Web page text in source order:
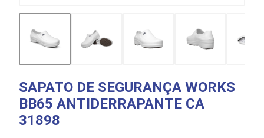
SAPATO DE SEGURANÇA WORKS
BB65 ANTIDERRAPANTE CA
31898